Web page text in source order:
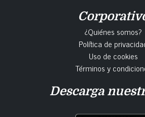
¿Quiénes somos?
Política de
Uso de cookies
Términos y
Descarga